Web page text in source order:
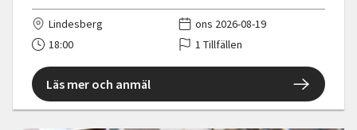
Lindesberg
ons 2026-08-19
18:00
1 Tillfällen
Läs mer och anmäl